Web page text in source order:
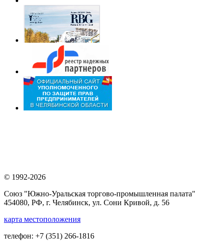
© 1992-2026
Союз "Южно-Уральская торгово-промышленная палата"
454080, РФ, г. Челябинск, ул. Сони Кривой, д. 56
карта местоположения
телефон: +7 (351) 266-1816